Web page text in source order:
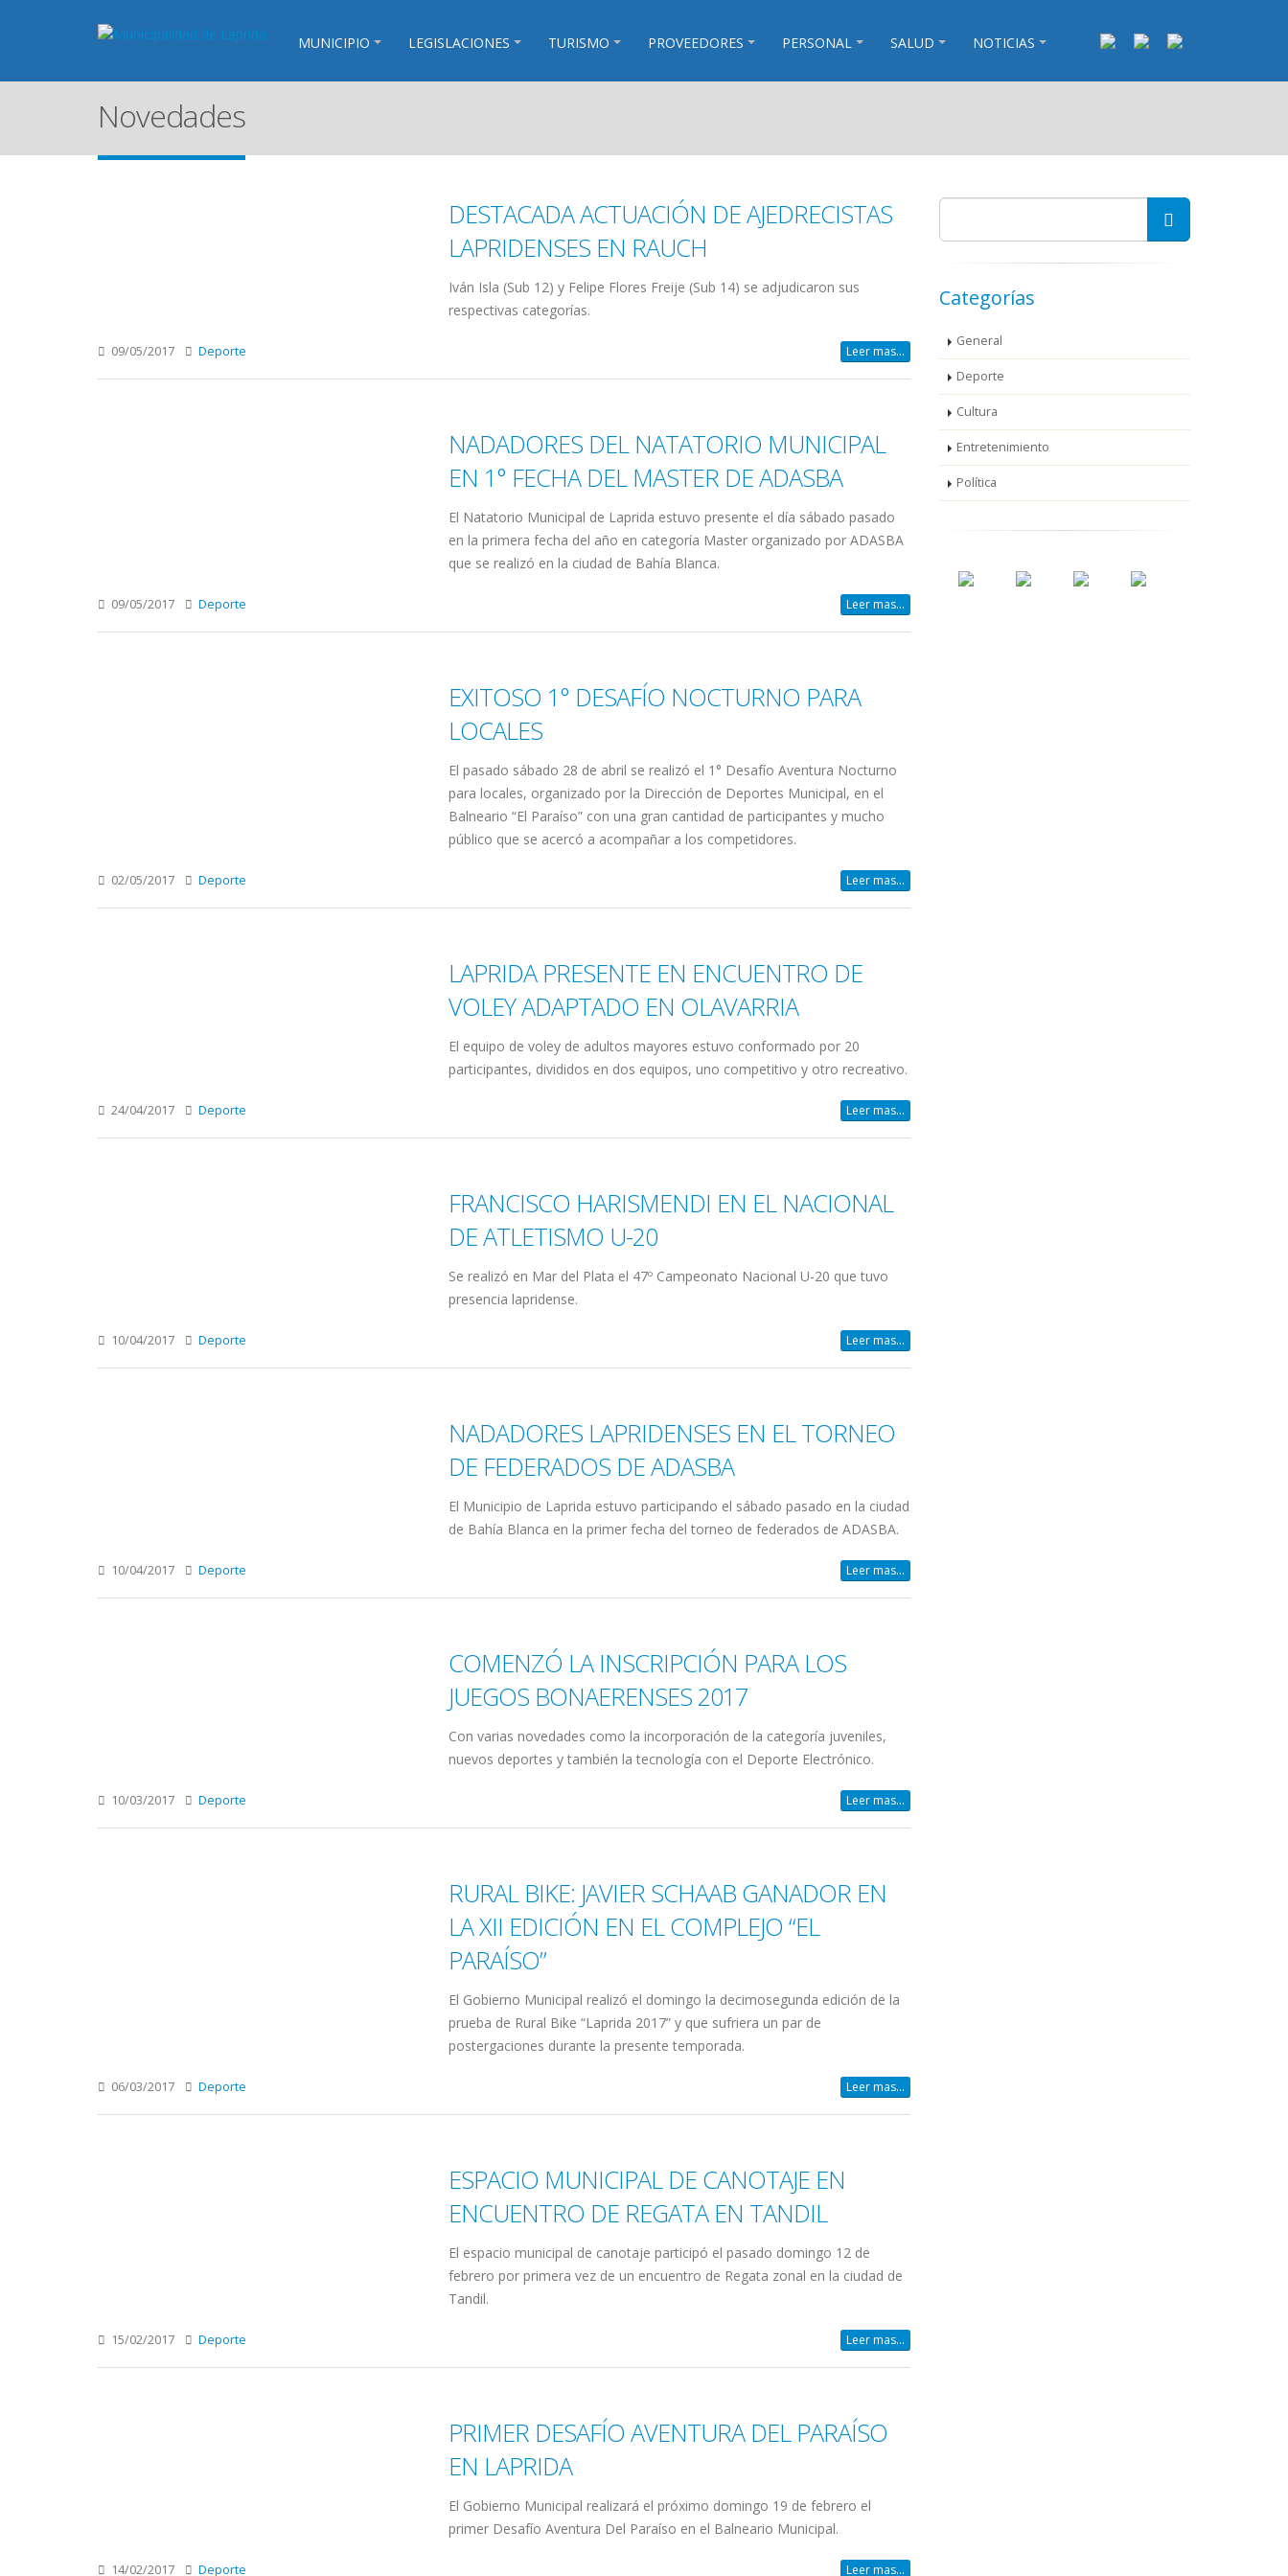
MUNICIPIO LEGISLACIONES TURISMO PROVEEDORES PERSONAL SALUD NOTICIAS
Novedades
DESTACADA ACTUACIÓN DE AJEDRECISTAS
LAPRIDENSES EN RAUCH
Iván Isla (Sub 12) y Felipe Flores Freije (Sub 14) se adjudicaron sus
respectivas categorías.
09/05/2017 Deporte Leer mas...
NADADORES DEL NATATORIO MUNICIPAL
EN 1° FECHA DEL MASTER DE ADASBA
El Natatorio Municipal de Laprida estuvo presente el día sábado pasado
en la primera fecha del año en categoría Master organizado por ADASBA
que se realizó en la ciudad de Bahía Blanca.
09/05/2017 Deporte Leer mas...
EXITOSO 1° DESAFÍO NOCTURNO PARA
LOCALES
El pasado sábado 28 de abril se realizó el 1° Desafío Aventura Nocturno
para locales, organizado por la Dirección de Deportes Municipal, en el
Balneario “El Paraíso” con una gran cantidad de participantes y mucho
público que se acercó a acompañar a los competidores.
02/05/2017 Deporte Leer mas...
LAPRIDA PRESENTE EN ENCUENTRO DE
VOLEY ADAPTADO EN OLAVARRIA
El equipo de voley de adultos mayores estuvo conformado por 20
participantes, divididos en dos equipos, uno competitivo y otro recreativo.
24/04/2017 Deporte Leer mas...
FRANCISCO HARISMENDI EN EL NACIONAL
DE ATLETISMO U-20
Se realizó en Mar del Plata el 47º Campeonato Nacional U-20 que tuvo
presencia lapridense.
10/04/2017 Deporte Leer mas...
NADADORES LAPRIDENSES EN EL TORNEO
DE FEDERADOS DE ADASBA
El Municipio de Laprida estuvo participando el sábado pasado en la ciudad
de Bahía Blanca en la primer fecha del torneo de federados de ADASBA.
10/04/2017 Deporte Leer mas...
COMENZÓ LA INSCRIPCIÓN PARA LOS
JUEGOS BONAERENSES 2017
Con varias novedades como la incorporación de la categoría juveniles,
nuevos deportes y también la tecnología con el Deporte Electrónico.
10/03/2017 Deporte Leer mas...
RURAL BIKE: JAVIER SCHAAB GANADOR EN
LA XII EDICIÓN EN EL COMPLEJO “EL
PARAÍSO”
El Gobierno Municipal realizó el domingo la decimosegunda edición de la
prueba de Rural Bike “Laprida 2017” y que sufriera un par de
postergaciones durante la presente temporada.
06/03/2017 Deporte Leer mas...
ESPACIO MUNICIPAL DE CANOTAJE EN
ENCUENTRO DE REGATA EN TANDIL
El espacio municipal de canotaje participó el pasado domingo 12 de
febrero por primera vez de un encuentro de Regata zonal en la ciudad de
Tandil.
15/02/2017 Deporte Leer mas...
PRIMER DESAFÍO AVENTURA DEL PARAÍSO
EN LAPRIDA
El Gobierno Municipal realizará el próximo domingo 19 de febrero el
primer Desafío Aventura Del Paraíso en el Balneario Municipal.
14/02/2017 Deporte Leer mas...
Categorías
General
Deporte
Cultura
Entretenimiento
Política